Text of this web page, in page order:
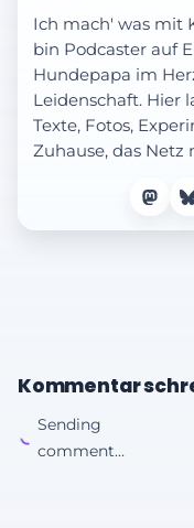
Ich mach' was mit
bin Podcaster auf
Hundepapa im
Leidenschaft. Hier
Texte, Fotos,
Zuhause, das Netz
Kommentar
Sending
comment...